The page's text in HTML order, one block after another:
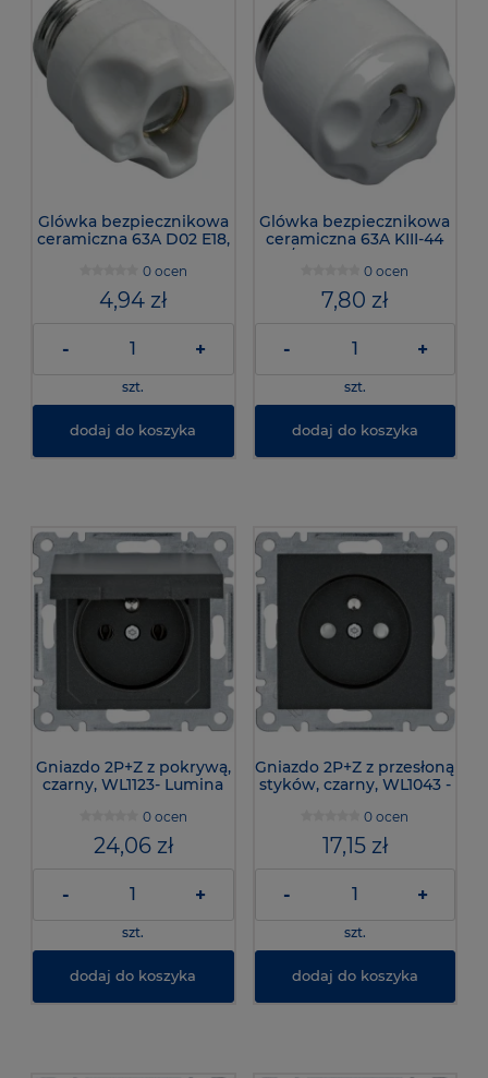
Glówka bezpiecznikowa
ceramiczna 63A D02 E18,
0 ocen
4,94 zł
- +
szt.
dodaj do koszyka
Glówka bezpiecznikowa
ceramiczna 63A KIII-44
DIII/E33, LE33SK - Hager
0 ocen
7,80 zł
- +
szt.
dodaj do koszyka
Gniazdo 2P+Z z pokrywą,
czarny, WL1123- Lumina
0 ocen
24,06 zł
- +
szt.
dodaj do koszyka
Gniazdo 2P+Z z przesłoną
styków, czarny, WL1043 -
0 ocen
17,15 zł
- +
szt.
dodaj do koszyka